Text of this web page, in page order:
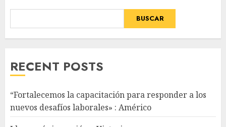
BUSCAR
RECENT POSTS
“Fortalecemos la capacitación para responder a los
nuevos desafíos laborales» : Américo